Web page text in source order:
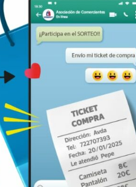
COLABORA: